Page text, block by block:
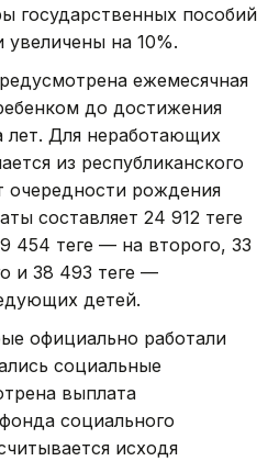
государственных пособий
на 10%.
ежемесячная
до достижения
лет. Для неработающих
из республиканского
очередности рождения
составляет 24 912 теңге
454 теңге — на второго, 33
и 38 493 теңге —
детей.
официально работали
социальные
выплата
социального
исходя